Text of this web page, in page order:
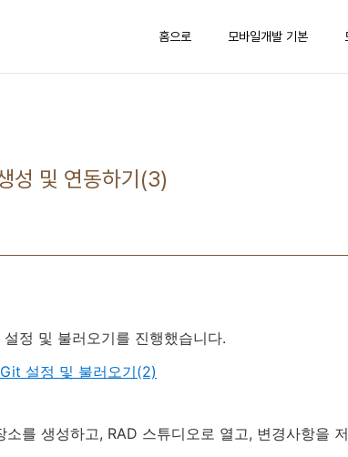
홈으로 모바일개발 기본
성 및 연동하기(3)
정 및 불러오기를 진행했습니다.
설정 및 불러오기(2)
를 생성하고, RAD 스튜디오로 열고, 변경사항을